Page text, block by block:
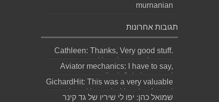
murnanian
תגובות אחרונות
Cathleen: Thanks, Very good stuff.
Here is my web page;
http://Bookmar...
Aviator mechanics: I have to say,
personally definitely wasted
meaningful effor...
GichardHit: This was a very valuable
read, and I am glad I took a few mi...
שמואל כהן: יפו לי שיריו של גד קינר